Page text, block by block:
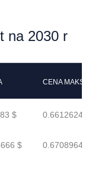
na 2030 r
CENA
$
$